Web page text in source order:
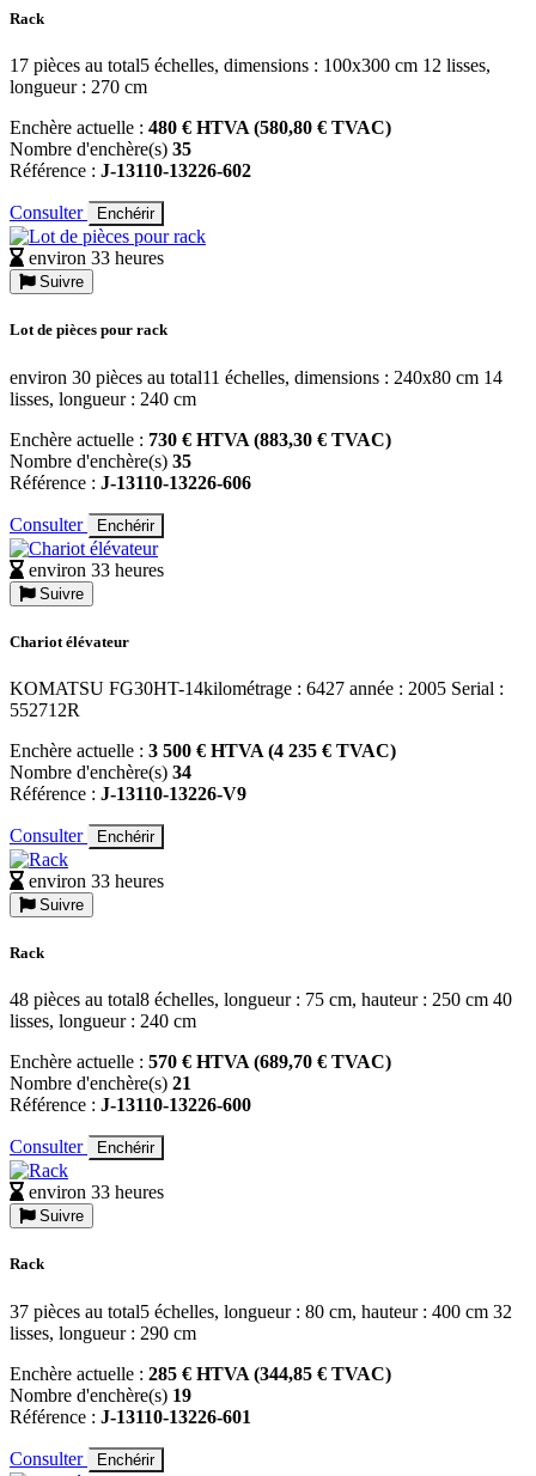
Rack
17 pièces au total5 échelles, dimensions : 100x300 cm 12 lisses,
longueur : 270 cm
Enchère actuelle : 480 € HTVA (580,80 € TVAC)
Nombre d'enchère(s) 35
Référence : J-13110-13226-602
Consulter Enchérir
environ 33 heures
Suivre
Lot de pièces pour rack
environ 30 pièces au total11 échelles, dimensions : 240x80 cm 14
lisses, longueur : 240 cm
Enchère actuelle : 730 € HTVA (883,30 € TVAC)
Nombre d'enchère(s) 35
Référence : J-13110-13226-606
Consulter Enchérir
environ 33 heures
Suivre
Chariot élévateur
KOMATSU FG30HT-14kilométrage : 6427 année : 2005 Serial :
552712R
Enchère actuelle : 3 500 € HTVA (4 235 € TVAC)
Nombre d'enchère(s) 34
Référence : J-13110-13226-V9
Consulter Enchérir
environ 33 heures
Suivre
Rack
48 pièces au total8 échelles, longueur : 75 cm, hauteur : 250 cm 40
lisses, longueur : 240 cm
Enchère actuelle : 570 € HTVA (689,70 € TVAC)
Nombre d'enchère(s) 21
Référence : J-13110-13226-600
Consulter Enchérir
environ 33 heures
Suivre
Rack
37 pièces au total5 échelles, longueur : 80 cm, hauteur : 400 cm 32
lisses, longueur : 290 cm
Enchère actuelle : 285 € HTVA (344,85 € TVAC)
Nombre d'enchère(s) 19
Référence : J-13110-13226-601
Consulter Enchérir